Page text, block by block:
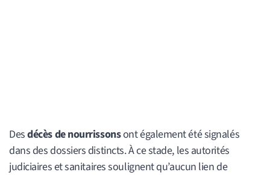
Desdécès de nourrissonsont également été signalés
dans des dossiers distincts. À ce stade, les autorités
judiciaires et sanitaires soulignent qu’aucun lien de